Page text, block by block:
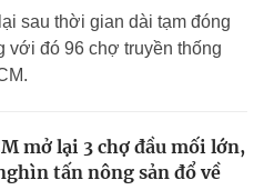
sau thời gian dài tạm đóng
với đó 96 chợ truyền thống
mở lại 3 chợ đầu mối lớn,
tấn nông sản đổ về